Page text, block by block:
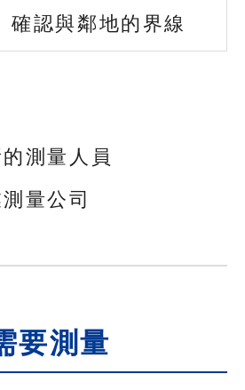
確認與鄰地的界線
測量人員
量公司
要測量